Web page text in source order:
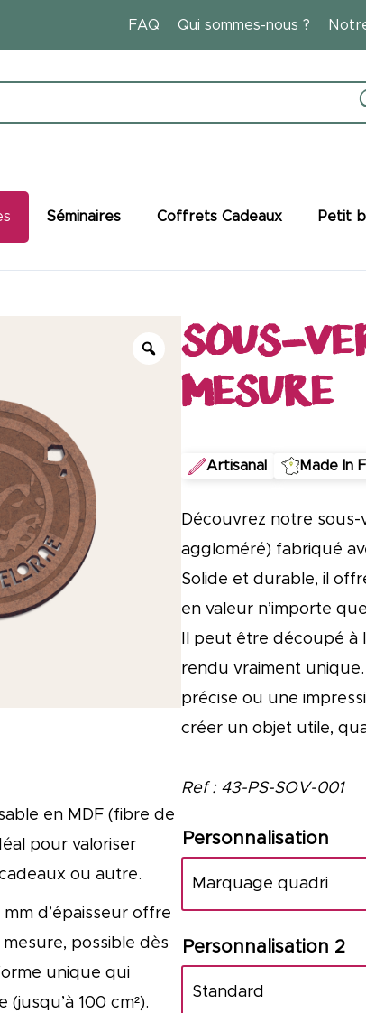
FAQ Qui sommes-nous ?
Manger et boire responsable
Accessoires de cuisine
Alimentaire
Nos coffrets
Coffrets gourmands
Séminaires Coffrets Cadeaux Petit
en MDF (fibre de
pour valoriser
ou autre.
d’épaisseur offre
possible dès
unique qui
100 cm²).
SOUS-
MESURE
Artisanal
Made In
Découvrez notre
aggloméré) fabriqué
Solide et durable, il
en valeur n’importe
Il peut être découpé
rendu vraiment
précise ou une
créer un objet utile,
Ref : 43-PS-SOV-001
Personnalisation
Personnalisation 2